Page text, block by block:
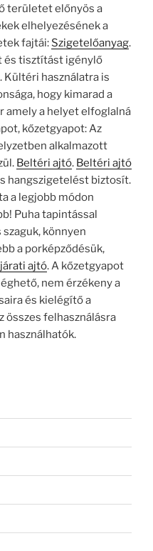
területet előnyös a
elhelyezésének a
fajtái: Szigetelőanyag.
és tisztítást igénylő
Kültéri használatra is
hogy kimarad a
amely a helyet elfoglalná
kőzetgyapot: Az
alkalmazott
Beltéri ajtó. Beltéri ajtó
hangszigetelést biztosít.
a legjobb módon
Puha tapintással
könnyen
a porképződésük,
ajtó. A kőzetgyapot
nem érzékeny a
és kielégítő a
összes felhasználásra
használhatók.